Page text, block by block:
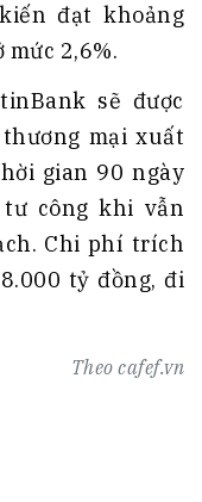
đạt khoảng
mức 2,6%.
sẽ được
mại xuất
gian 90 ngày
công khi vẫn
Chi phí trích
tỷ đồng, đi
Theo cafef.vn